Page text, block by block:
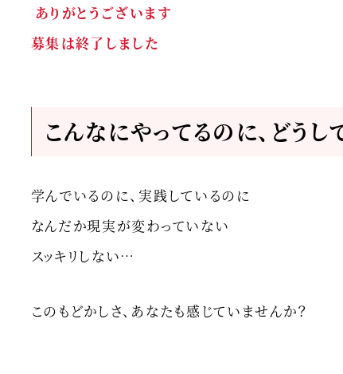
ありがとうございます
募集は終了しました
こんなにやってるのに、どう
学んでいるのに、実践しているのに
なんだか現実が変わっていない
スッキリしない…
このもどかしさ、あなたも感じていませんか？